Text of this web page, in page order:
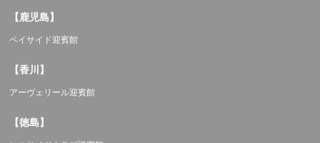
【鹿児島】
ベイサイド迎賓館
【香川】
アーヴェリール迎賓館
【徳島】